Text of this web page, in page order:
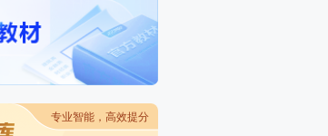
专业智能，高效提分